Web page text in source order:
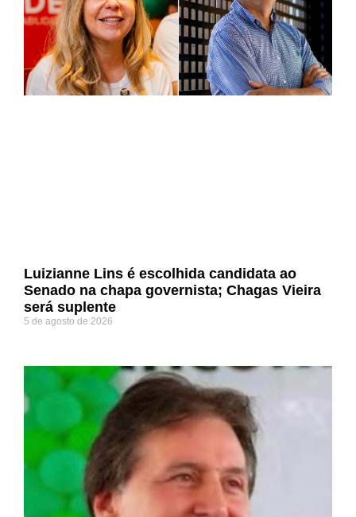
Luizianne Lins é escolhida candidata ao
Senado na chapa governista; Chagas Vieira
será suplente
5 de agosto de 2026